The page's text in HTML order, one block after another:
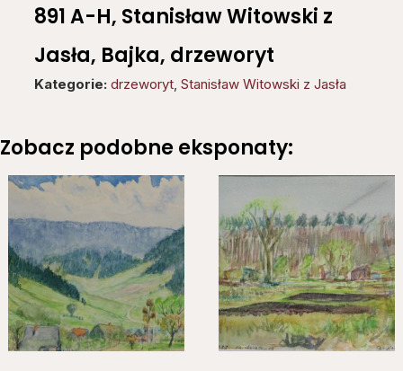
891 A-H, Stanisław Witowski z
Jasła, Bajka, drzeworyt
Kategorie: drzeworyt, Stanisław Witowski z Jasła
Zobacz podobne eksponaty: